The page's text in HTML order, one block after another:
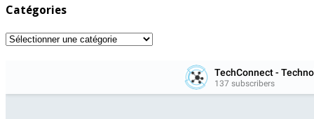
Catégories
Catégories